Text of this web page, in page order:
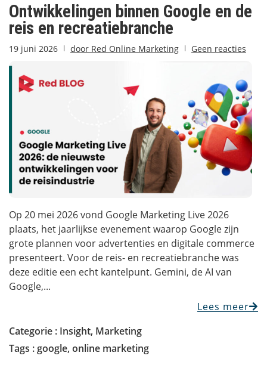
Ontwikkelingen binnen Google en de
reis en recreatiebranche
19 juni 2026 door Red Online Marketing Geen reacties
Op 20 mei 2026 vond Google Marketing Live 2026
plaats, het jaarlijkse evenement waarop Google zijn
grote plannen voor advertenties en digitale commerce
presenteert. Voor de reis- en recreatiebranche was
deze editie een echt kantelpunt. Gemini, de AI van
Google,...
Lees meer
Categorie : Insight, Marketing
Tags :google, online marketing